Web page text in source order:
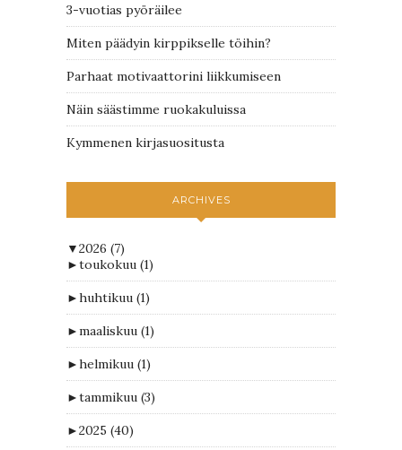
3-vuotias pyöräilee
Miten päädyin kirppikselle töihin?
Parhaat motivaattorini liikkumiseen
Näin säästimme ruokakuluissa
Kymmenen kirjasuositusta
ARCHIVES
▼2026 (7)
►toukokuu (1)
►huhtikuu (1)
►maaliskuu (1)
►helmikuu (1)
►tammikuu (3)
►2025 (40)